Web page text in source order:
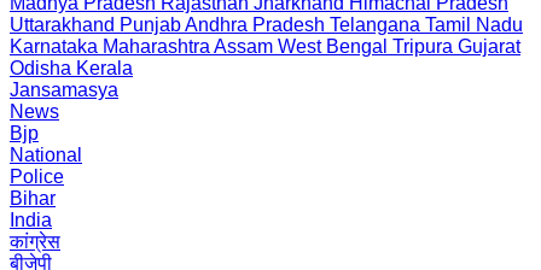
Uttarakhand PunjabAndhra Pradesh Telangana Tamil Nadu
Karnataka Maharashtra Assam West Bengal Tripura Gujarat
Odisha Kerala
Jansamasya
News
Bjp
National
Police
Bihar
India
कांग्रेस
बीजेपी